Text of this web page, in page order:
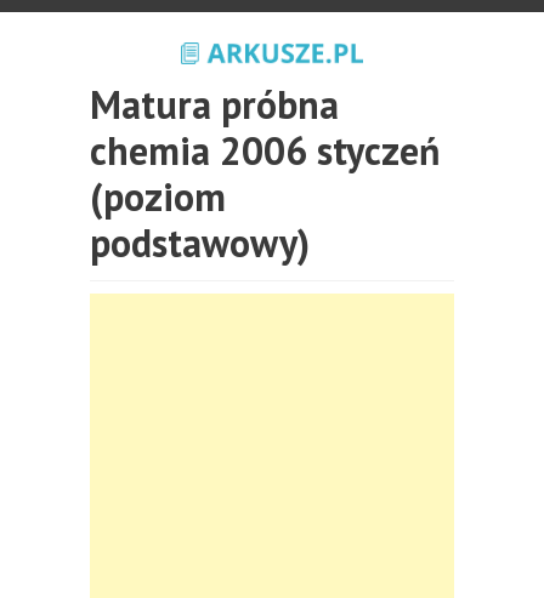
Matura próbna
chemia 2006 styczeń
(poziom
podstawowy)